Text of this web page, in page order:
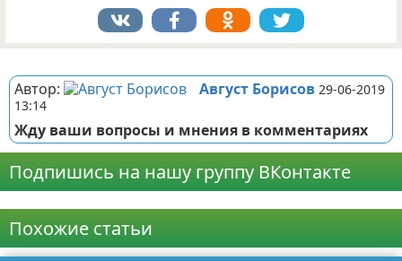
Автор: Август Борисов 29-06-2019
13:14
Жду ваши вопросы и мнения в комментариях
Подпишись на нашу группу ВКонтакте
Похожие статьи